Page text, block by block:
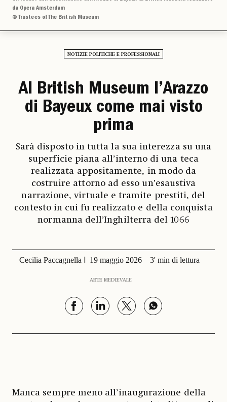
da Opera Amsterdam
© Trustees of The British Museum
NOTIZIE POLITICHE E PROFESSIONALI
Al British Museum l’Arazzo
di Bayeux come mai visto
prima
Sarà disposto in tutta la sua interezza su una
superficie piana all’interno di una teca
realizzata appositamente, in modo da
costruire attorno ad esso un’esaustiva
narrazione, virtuale e tramite prestiti, del
contesto in cui fu realizzato e della conquista
normanna dell’Inghilterra del 1066
Cecilia Paccagnella 19 maggio 2026 3' min di lettura
ARTE MEDIEVALE
Manca sempre meno all’inaugurazione della